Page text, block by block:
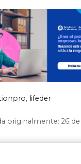
, lifeder
originalmente: 26 de